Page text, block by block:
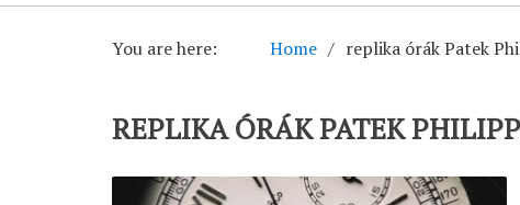
You are here: Home replika órák Patek
REPLIKA ÓRÁK PATEK